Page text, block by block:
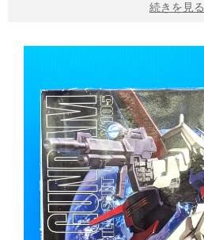
続きを見る